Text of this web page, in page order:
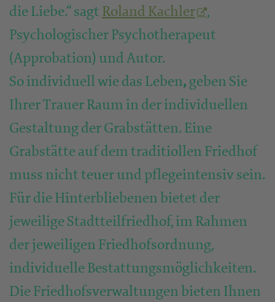
die Liebe.“ sagtRoland Kachler
,
Psychologischer Psychotherapeut
(Approbation) und Autor.
So individuell wie das Leben,geben Sie
Ihrer Trauer Raum in der individuellen
Gestaltung der Grabstätten. Eine
Grabstätte auf dem traditiollen Friedhof
muss nicht teuer und pflegeintensiv sein.
Für die Hinterbliebenen bietet der
jeweilige Stadtteilfriedhof, im Rahmen
der jeweiligen Friedhofsordnung,
individuelle Bestattungsmöglichkeiten.
Die Friedhofsverwaltungen bieten Ihnen